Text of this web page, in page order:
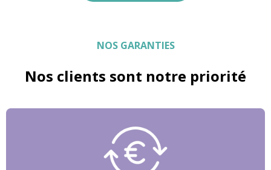
NOS GARANTIES
Nos clients sont notre priorité